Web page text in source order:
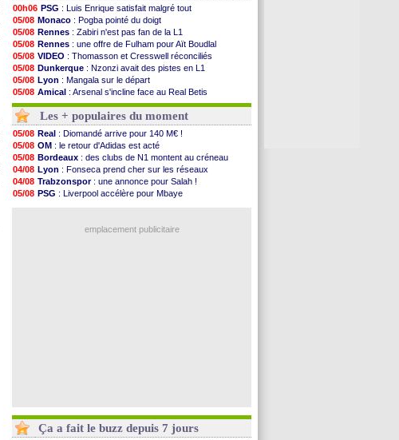
00h06 PSG : Luis Enrique satisfait malgré tout
05/08 Monaco : Pogba pointé du doigt
05/08 Rennes : Zabiri n'est pas fan de la L1
05/08 Rennes : une offre de Fulham pour Aït Boudlal
05/08 VIDEO : Thomasson et Cresswell réconciliés
05/08 Dunkerque : Nzonzi avait des pistes en L1
05/08 Lyon : Mangala sur le départ
05/08 Amical : Arsenal s'incline face au Real Betis
05/08 Amical: lourde défaite pour le PSG
05/08
Man City: Maresca flou pour Reijnders
05/08 LdC: Fenerbahçe prend une belle option
05/08 Al-Diriyah: Mbemba arrive libre (officiel)
05/08 Atletico: le plan d'Alvarez à son retour
05/08 Amical: premier succès pour Brest
05/08 VIDEO: le joli but de Greenwood avec le Fener !
05/08 CdM 2030: une promesse d'Infantino au Maroc ...
05/08 PSG : la compo pour le premier match amical
: l'OM domine Al-Shahaniya
Les + populaires du moment
05/08 Real : Diomandé arrive pour 140 M€ !
05/08 OM : le retour d'Adidas est acté
05/08 Bordeaux : des clubs de N1 montent au créneau
04/08 Lyon : Fonseca prend cher sur les réseaux
04/08 Trabzonspor : une annonce pour Salah !
05/08 PSG : Liverpool accélère pour Mbaye
emplacement publicitaire
Ça a fait le buzz depuis 7 jours